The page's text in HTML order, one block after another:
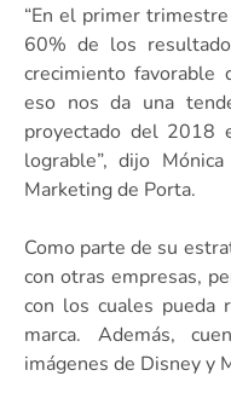
“En el primer
60% de los
crecimiento
eso nos da una
proyectado del 2018
lograble”, dijo
Marketing de Porta.
Como parte de su
con otras empresas,
con los cuales pueda
marca. Además,
imágenes de Disney y